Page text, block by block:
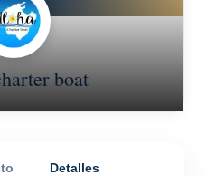
boat
Detalles